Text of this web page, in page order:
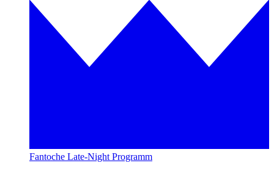
Fantoche Late-Night Programm